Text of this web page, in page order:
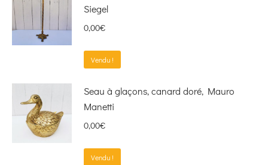
Siegel
0,00€
Vendu !
Seau à glaçons, canard doré, Mauro
Manetti
0,00€
Vendu !